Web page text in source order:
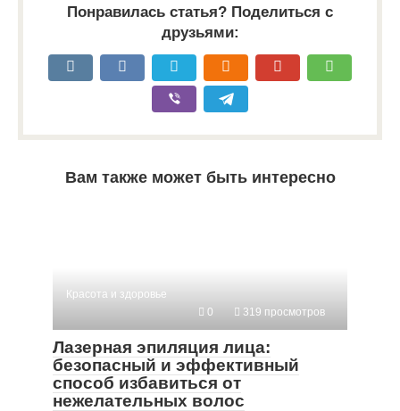
Понравилась статья? Поделиться с
друзьями:
Вам также может быть интересно
Красота и здоровье
0
319 просмотров
Лазерная эпиляция лица:
безопасный и эффективный
способ избавиться от
нежелательных волос